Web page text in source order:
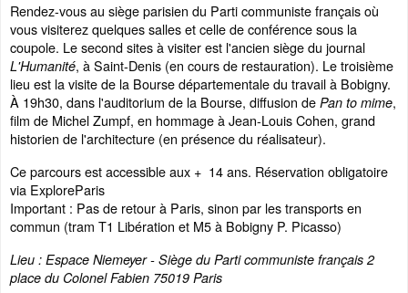
Rendez-vous au siège parisien du Parti communiste français où
vous visiterez quelques salles et celle de conférence sous la
coupole. Le second sites à visiter est l'ancien siège du journal
L'Humanité, à Saint-Denis (en cours de restauration). Le troisième
lieu est la visite de la Bourse départementale du travail à Bobigny.
À 19h30, dans l'auditorium de la Bourse, diffusion de Pan to mime,
film de Michel Zumpf, en hommage à Jean-Louis Cohen, grand
historien de l'architecture (en présence du réalisateur).
Ce parcours est accessible aux + 14 ans. Réservation obligatoire
via ExploreParis
Important : Pas de retour à Paris, sinon par les transports en
commun (tram T1 Libération et M5 à Bobigny P. Picasso)
Lieu : Espace Niemeyer - Siège du Parti communiste français 2
place du Colonel Fabien 75019 Paris